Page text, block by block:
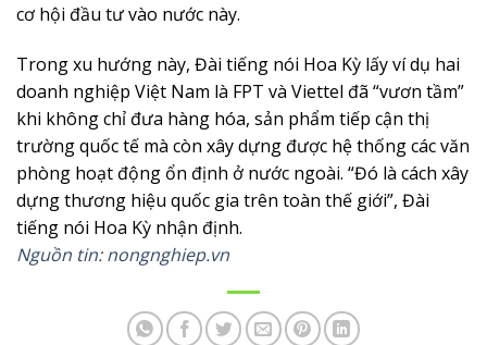
cơ hội đầu tư vào nước này.
Trong xu hướng này, Đài tiếng nói Hoa Kỳ lấy ví dụ hai
doanh nghiệp Việt Nam là FPT và Viettel đã “vươn tầm”
khi không chỉ đưa hàng hóa, sản phẩm tiếp cận thị
trường quốc tế mà còn xây dựng được hệ thống các văn
phòng hoạt động ổn định ở nước ngoài. “Đó là cách xây
dựng thương hiệu quốc gia trên toàn thế giới”, Đài
tiếng nói Hoa Kỳ nhận định.
Nguồn tin: nongnghiep.vn